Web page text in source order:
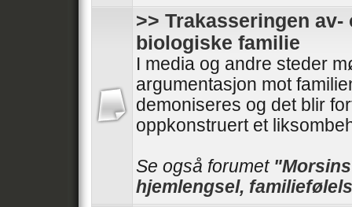
>> Trakasseringen
biologiske familie
I media og andre steder
argumentasjon mot
demoniseres og det blir
oppkonstruert et
Se også forumet
hjemlengsel,